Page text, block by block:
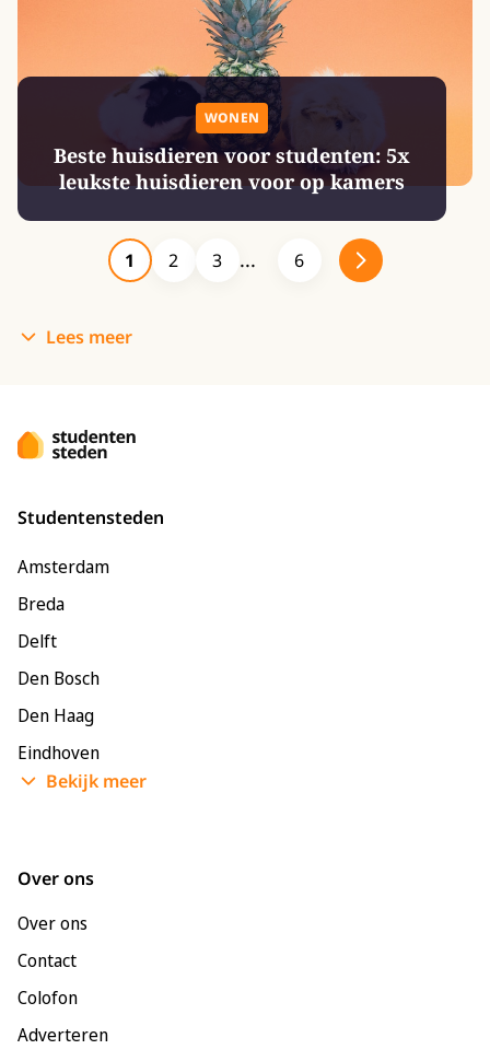
WONEN
Beste huisdieren voor studenten: 5x
leukste huisdieren voor op kamers
1 2 3 6
Lees meer
Studentensteden
Amsterdam
Breda
Delft
Den Bosch
Den Haag
Eindhoven
Enschede
Bekijk meer
Over ons
Over ons
Contact
Colofon
Adverteren